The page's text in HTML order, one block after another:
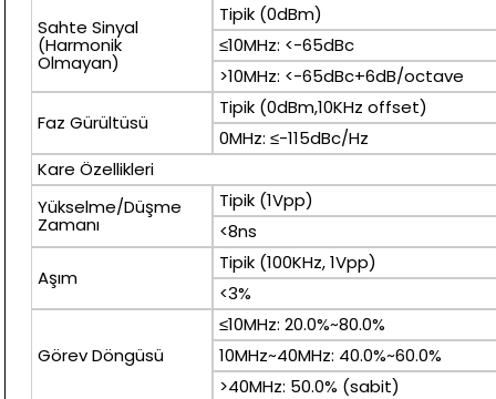
Sahte Sinyal
(Harmonik
Olmayan)
Tipik (0dBm)
≤10MHz: <-65dBc
>10MHz: <-65dBc+6dB/octave
Faz Gürültüsü
Tipik (0dBm,10KHz offset)
0MHz: ≤-115dBc/Hz
Kare Özellikleri
Yükselme/Düşme
Zamanı
Tipik (1Vpp)
<8ns
Aşım
Tipik (100KHz, 1Vpp)
<3%
Görev Döngüsü
≤10MHz: 20.0%~80.0%
10MHz~40MHz: 40.0%~60.0%
>40MHz: 50.0% (sabit)